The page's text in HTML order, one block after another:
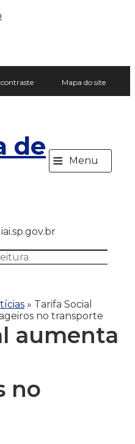
Mapa do site
de ≡ Menu
» Tarifa Social
no transporte
aumenta
no